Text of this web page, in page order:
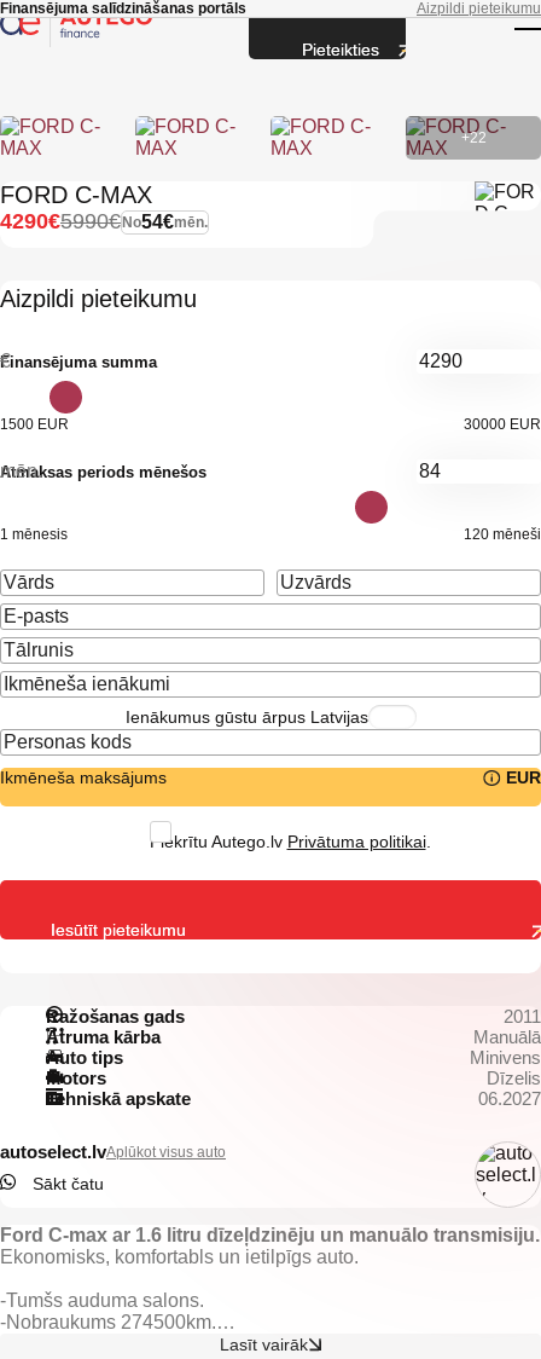
Skip to main content
Finansējuma salīdzināšanas portāls Aizpildi pieteikumu
+22
FORD C-MAX
No54€mēn.
5990€
4290€
Aizpildi pieteikumu
Finansējuma summa
€
1500 EUR 30000 EUR
Atmaksas periods mēnešos
mēn.
1 mēnesis 120 mēneši
Ienākumus gūstu ārpus Latvijas
Ikmēneša maksājums EUR
Piekrītu Autego.lv Privātuma politikai.
Ražošanas gads
2011
Ātruma kārba
Manuālā
Auto tips
Minivens
Motors
Dīzelis
Tehniskā apskate
06.2027
autoselect.lvAplūkot visus auto
Sākt čatu
Ford C-max ar 1.6 litru dīzeļdzinēju un manuālo transmisiju.
Ekonomisks, komfortabls un ietilpīgs auto.
-Tumšs auduma salons.
-Nobraukums 274500km.
-Apsildāmas priekšējās sēdvietas.
Lasīt vairāk